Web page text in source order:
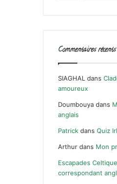
Commentaires récents
SIAGHAL dans
amoureux
Doumbouya dans
anglais
Patrick dansQuiz
Arthur dans Mon
Escapades
correspondant